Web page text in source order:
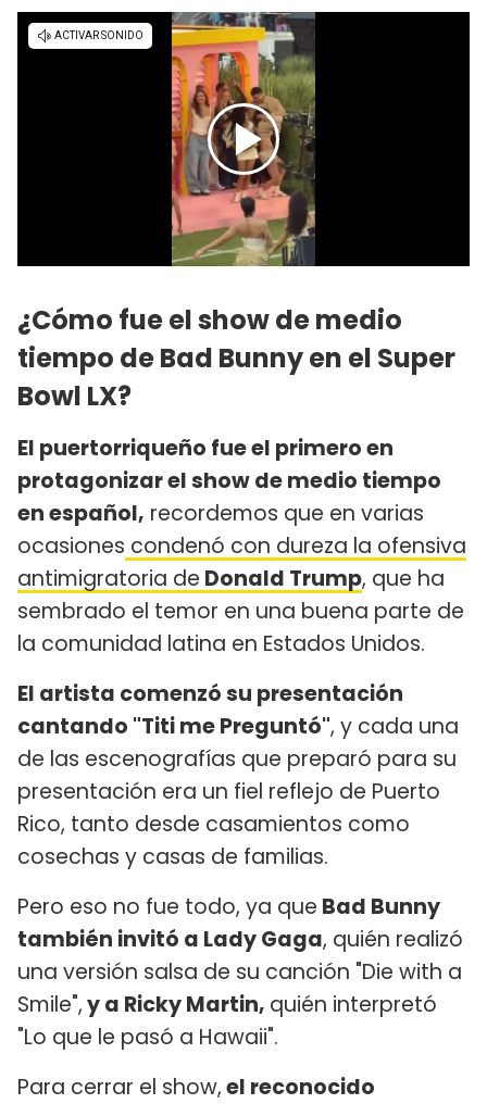
¿Cómo fue el show de medio
tiempo de Bad Bunny en el Super
Bowl LX?
El puertorriqueño fue el primero en
protagonizar el show de medio tiempo
en español, recordemos que en varias
ocasiones condenó con dureza la ofensiva
antimigratoria de Donald Trump, que ha
sembrado el temor en una buena parte de
la comunidad latina en Estados Unidos.
El artista comenzó su presentación
cantando "Titi me Preguntó", y cada una
de las escenografías que preparó para su
presentación era un fiel reflejo de Puerto
Rico, tanto desde casamientos como
cosechas y casas de familias.
Pero eso no fue todo, ya que Bad Bunny
también invitó a Lady Gaga, quién realizó
una versión salsa de su canción "Die with a
Smile",y a Ricky Martin, quién interpretó
"Lo que le pasó a Hawaii".
Para cerrar el show,el reconocido